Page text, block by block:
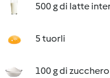
500 g di latte
5 tuorli
100 g di zucchero